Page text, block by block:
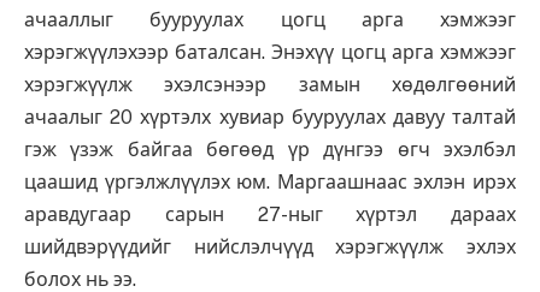
ачааллыг бууруулах цогц арга хэмжээг
хэрэгжүүлэхээр баталсан. Энэхүү цогц арга хэмжээг
хэрэгжүүлж эхэлсэнээр замын хөдөлгөөний
ачаалыг 20 хүртэлх хувиар бууруулах давуу талтай
гэж үзэж байгаа бөгөөд үр дүнгээ өгч эхэлбэл
цаашид үргэлжлүүлэх юм. Маргаашнаас эхлэн ирэх
аравдугаар сарын 27-ныг хүртэл дараах
шийдвэрүүдийг нийслэлчүүд хэрэгжүүлж эхлэх
болох нь ээ.